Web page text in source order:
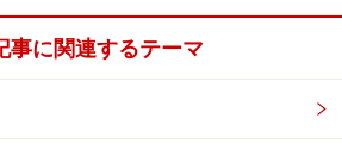
事に関連するテーマ